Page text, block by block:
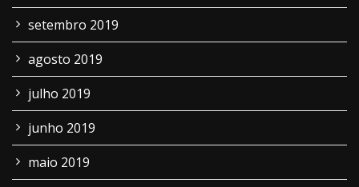
setembro 2019
agosto 2019
julho 2019
junho 2019
maio 2019